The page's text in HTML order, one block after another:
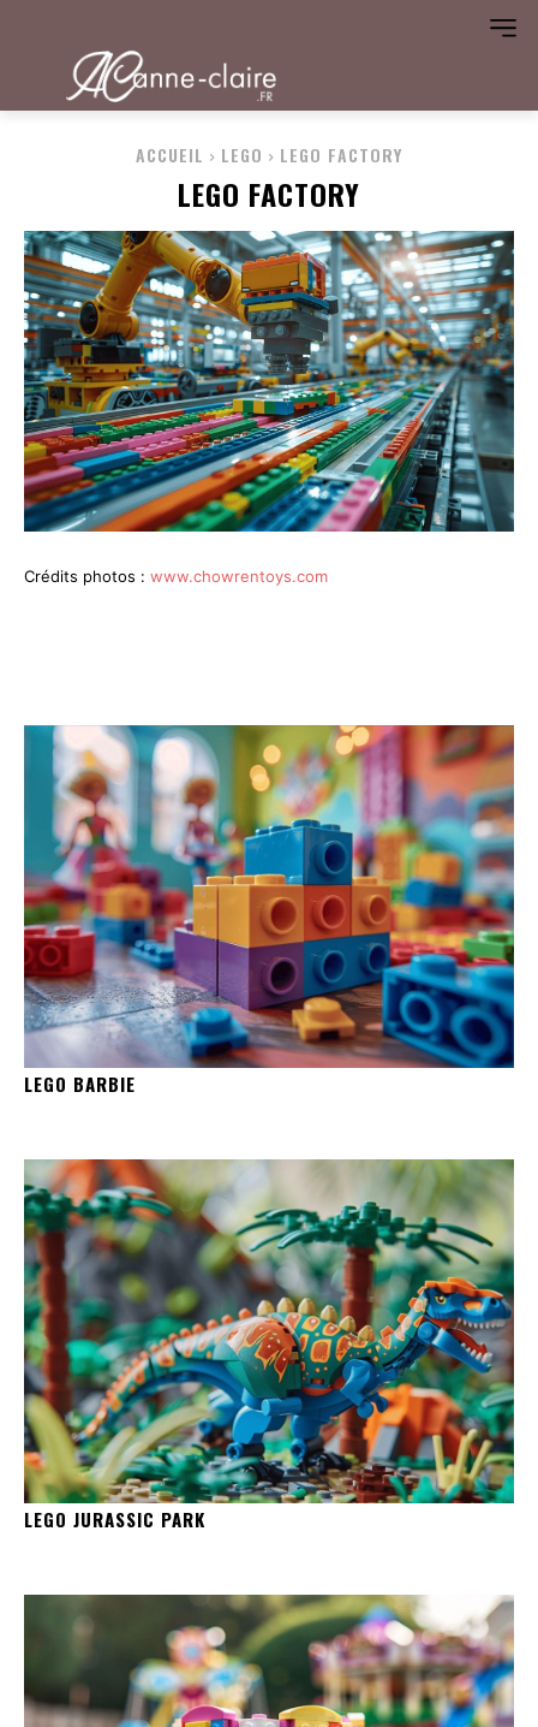
ACCUEIL LEGO LEGO FACTORY
LEGO FACTORY
Crédits photos : www.chowrentoys.com
LEGO BARBIE
LEGO JURASSIC PARK